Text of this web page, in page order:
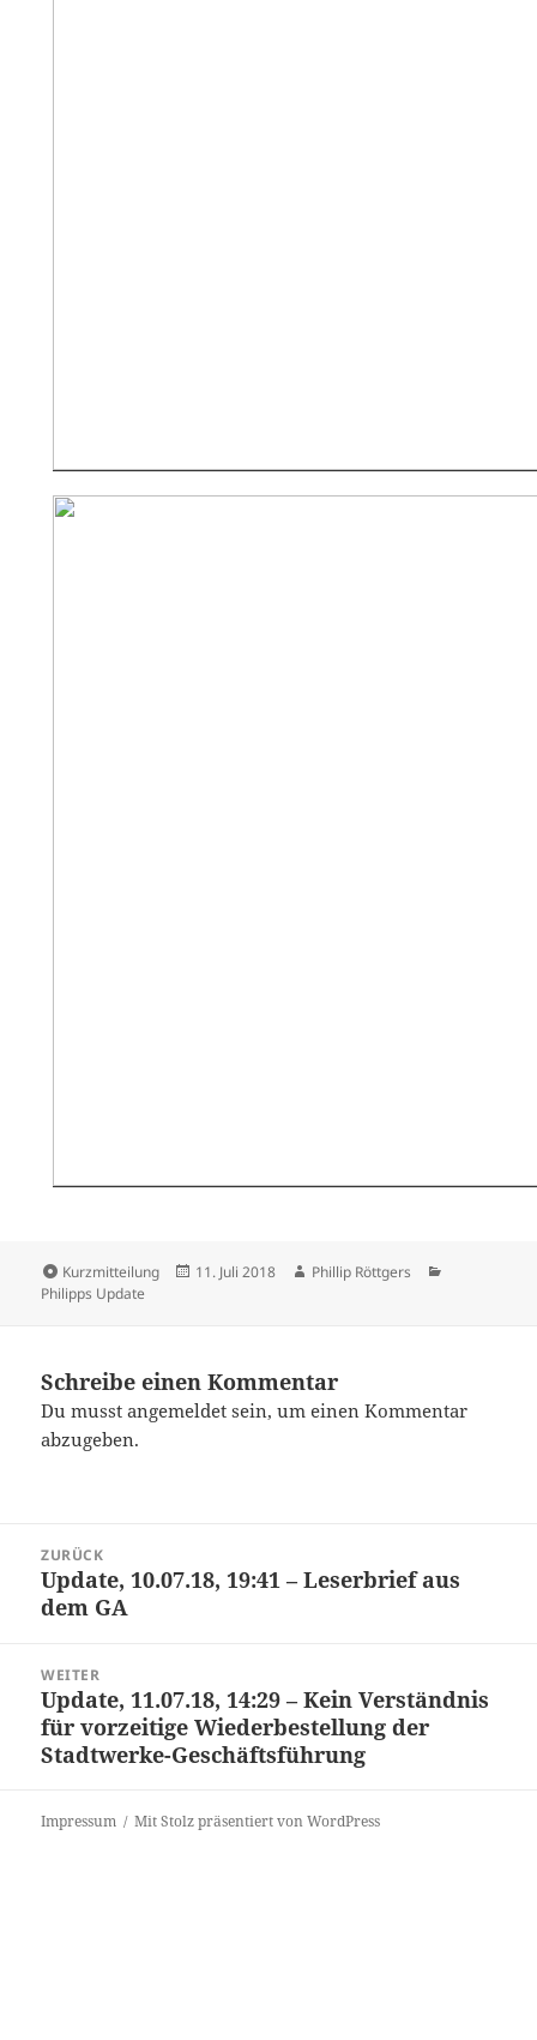
Kurzmitteilung 11. Juli 2018
Phillip Röttgers
Philipps Update
Schreibe einen Kommentar
Du musstangemeldet sein, um einen Kommentar
abzugeben.
ZURÜCK
Update, 10.07.18, 19:41 – Leserbrief aus
dem GA
WEITER
Update, 11.07.18, 14:29 – Kein Verständnis
für vorzeitige Wiederbestellung der
Stadtwerke-Geschäftsführung
Impressum Mit Stolz präsentiert von WordPress